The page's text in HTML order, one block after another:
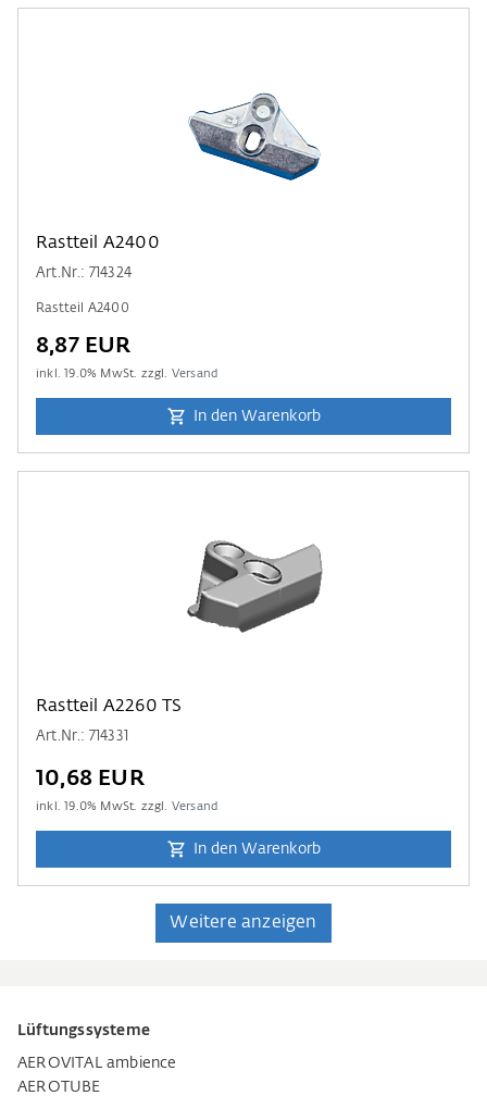
Rastteil A2400
Art.Nr.: 714324
Rastteil A2400
8,87 EUR
inkl.19.0% MwSt. zzgl. Versand
In den Warenkorb
Rastteil A2260 TS
Art.Nr.: 714331
10,68 EUR
inkl.19.0% MwSt. zzgl. Versand
In den Warenkorb
Weitere anzeigen
Lüftungssysteme
AEROVITAL ambience
AEROTUBE